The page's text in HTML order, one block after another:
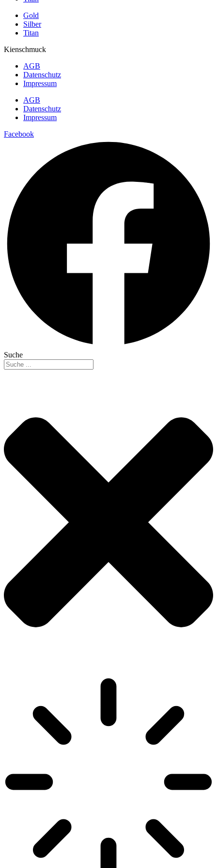
Gold
Silber
Titan
Kienschmuck
AGB
Datenschutz
Impressum
AGB
Datenschutz
Impressum
Facebook
Suche